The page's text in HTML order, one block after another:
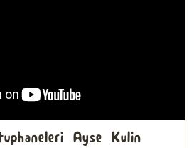
Ayse Kulin